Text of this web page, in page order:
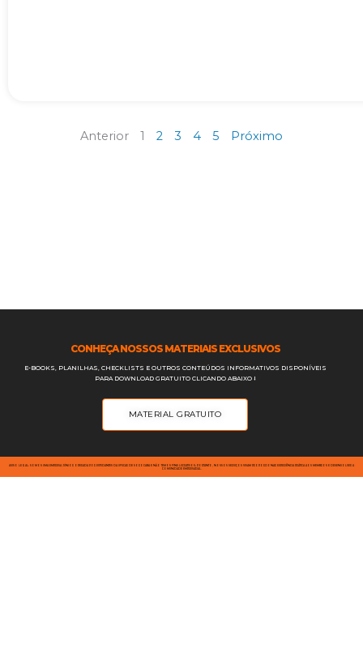
Anterior 1 2 3 4 5 Próximo
CONHEÇA NOSSOS MATERIAIS EXCLUSIVOS
E-BOOKS, PLANILHAS, CHECKLISTS E OUTROS CONTEÚDOS INFORMATIVOS DISPONÍVEIS
PARA DOWNLOAD GRATUITO CLICANDO ABAIXO ⭣
MATERIAL GRATUITO
AVISO LEGAL: SOMOS UMA EMPRESA JÚNIOR OPERADA POR ESTUDANTES DA UFSCAR DE SOROCABA E NÃO TEMOS FINS LUCRATIVOS; PORTANTO, NOSSOS SERVIÇOS VISAM PROPORCIONAR EXPERIÊNCIA PRÁTICA AOS MEMBROS E DESENVOLVER A
COMUNIDADE EMPRESARIAL.